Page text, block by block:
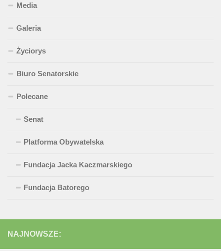
Media
Galeria
Życiorys
Biuro Senatorskie
Polecane
Senat
Platforma Obywatelska
Fundacja Jacka Kaczmarskiego
Fundacja Batorego
NAJNOWSZE: